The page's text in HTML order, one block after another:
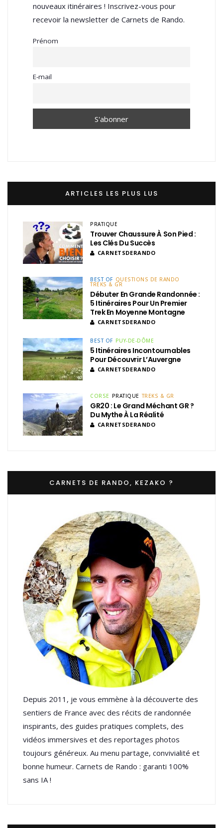
nouveaux itinéraires ! Inscrivez-vous pour
recevoir la newsletter de Carnets de Rando.
Prénom
E-mail
ARTICLES LES PLUS LUS
PRATIQUE
Trouver Chaussure À Son Pied :
Les Clés Du Succès
CARNETSDERANDO
BEST OF QUESTIONS DE RANDO
TREKS & GR
Débuter En Grande Randonnée :
5 Itinéraires Pour Un Premier
Trek En Moyenne Montagne
CARNETSDERANDO
BEST OF PUY-DE-DÔME
5 Itinéraires Incontournables
Pour Découvrir L’Auvergne
CARNETSDERANDO
CORSE PRATIQUE TREKS & GR
GR20 : Le Grand Méchant GR ?
Du Mythe À La Réalité
CARNETSDERANDO
CARNETS DE RANDO, KEZAKO ?
Depuis 2011, je vous emmène à la découverte des
sentiers de France avec des récits de randonnée
inspirants, des guides pratiques complets, des
vidéos immersives et des reportages photos
toujours généreux. Au menu partage, convivialité et
bonne humeur. Carnets de Rando : garanti 100%
sans IA !